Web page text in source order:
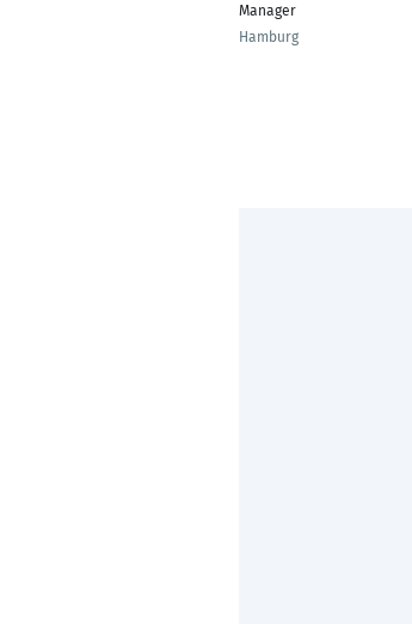
Manager
Hamburg